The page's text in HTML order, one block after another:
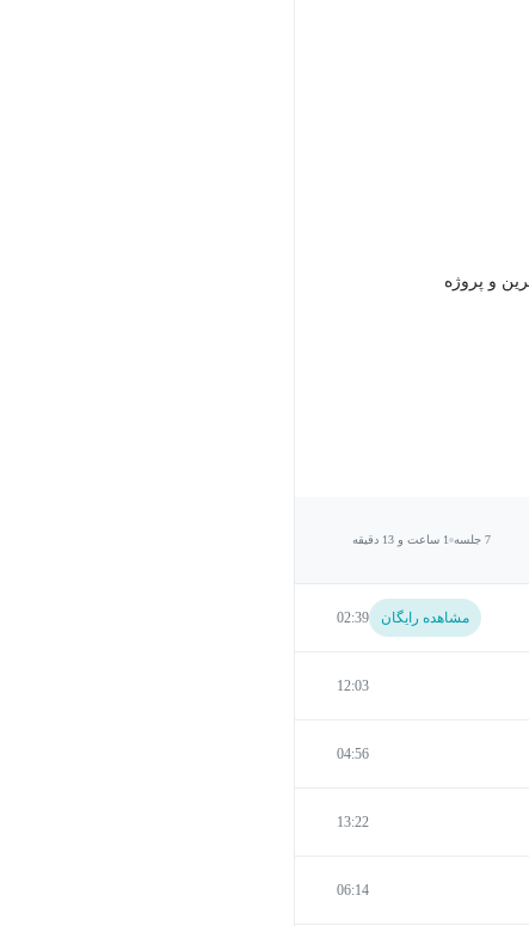
7 جلسه 1 ساعت و 13 دقیقه
مشاهده رایگان 02:39
12:03
04:56
13:22
06:14